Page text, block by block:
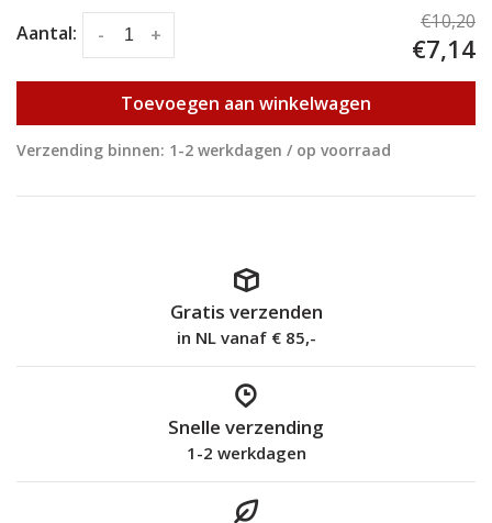
Aantal: +
-
€10,20
€7,14
Toevoegen aan winkelwagen
Verzending binnen: 1-2 werkdagen / op voorraad
Gratis verzenden
in NL vanaf € 85,-
Snelle verzending
1-2 werkdagen